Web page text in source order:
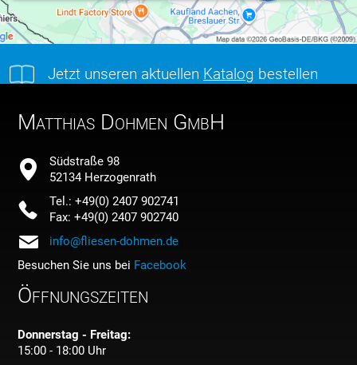
Jetzt unseren aktuellen Katalog bestellen
Matthias Dohmen GmbH
Südstraße 98
52134 Herzogenrath
Tel.: +49(0) 2407 902741
Fax: +49(0) 2407 902740
info@fliesen-dohmen.de
Besuchen Sie uns bei Facebook
Öffnungszeiten
Donnerstag - Freitag:
15:00 - 18:00 Uhr